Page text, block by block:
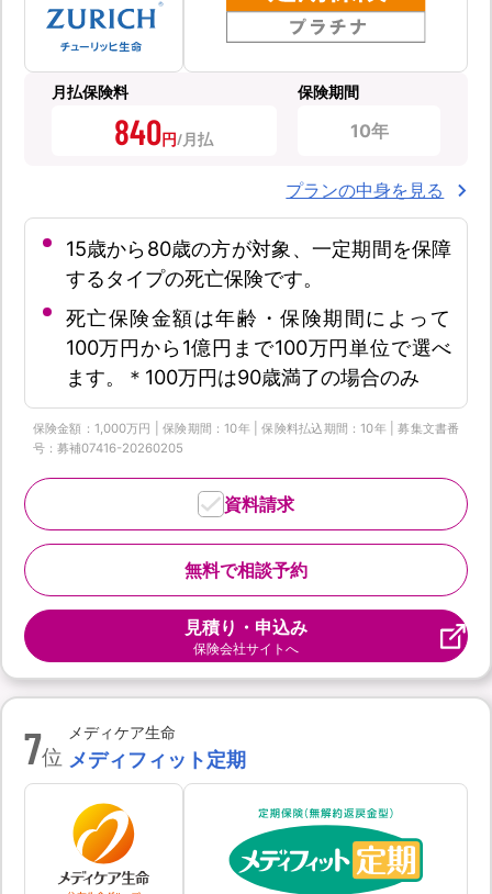
月払保険料
840円
保険期間
10年
プランの中身を見る
15歳から80歳の方が対象、一定期間を保障
するタイプの死亡保険です。
死亡保険金額は年齢・保険期間によって
100万円から1億円まで100万円単位で選べ
ます。＊100万円は90歳満了の場合のみ
保険金額：1,000万円 | 保険期間：10年 | 保険料払込期間：10年 | 募集文書番
号：募補07416-20260205
無料で相談予約
資料請求
見積り・申込み
保険会社サイトへ
7位
メディケア生命
メディフィット定期